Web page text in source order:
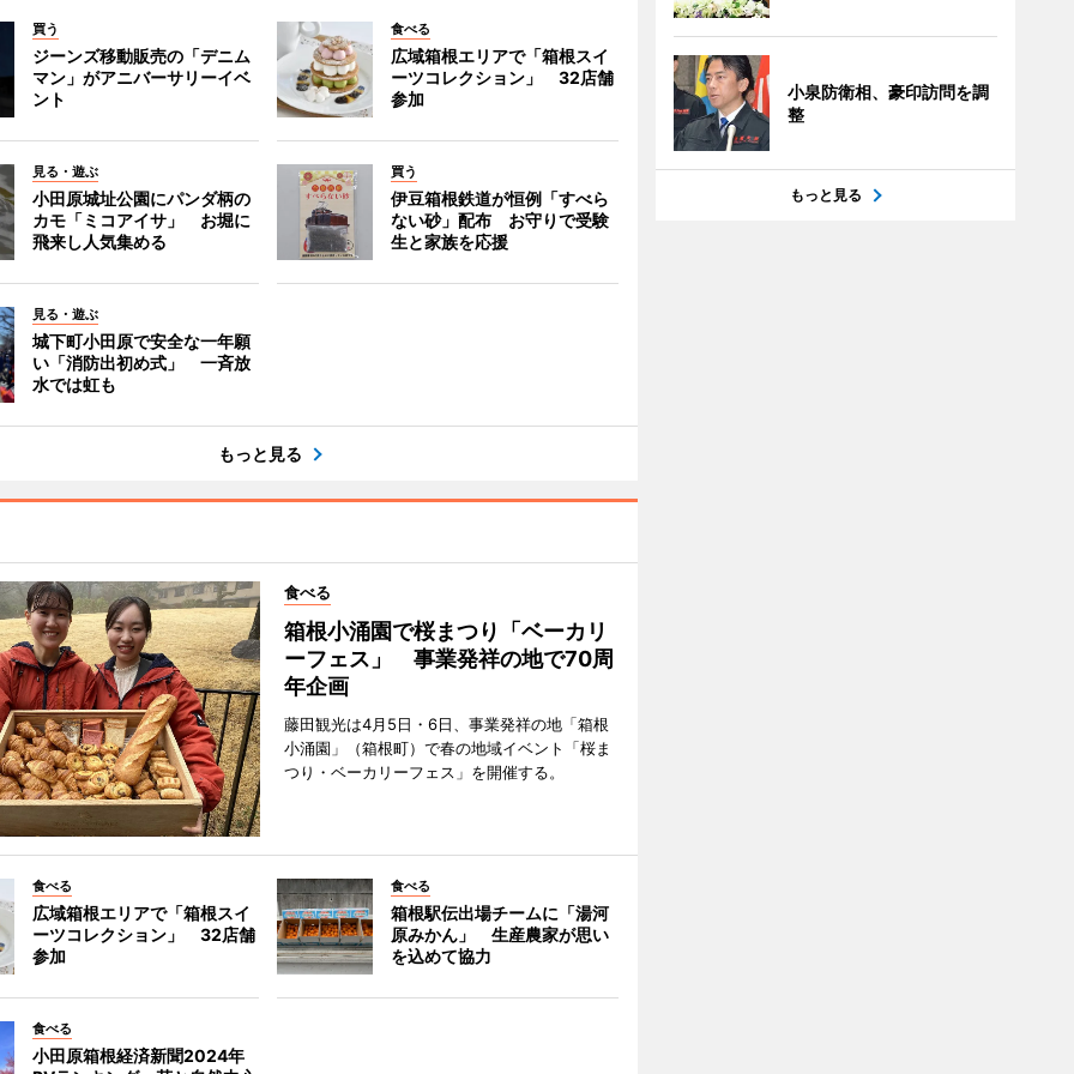
買う
ジーンズ移動販売の「デニム
マン」がアニバーサリーイベ
ント
食べる
広域箱根エリアで「箱根スイ
ーツコレクション」 32店舗
参加
見る・遊ぶ
小田原城址公園にパンダ柄の
カモ「ミコアイサ」 お堀に
飛来し人気集める
買う
伊豆箱根鉄道が恒例「すべら
ない砂」配布 お守りで受験
生と家族を応援
見る・遊ぶ
城下町小田原で安全な一年願
い「消防出初め式」 一斉放
水では虹も
もっと見る
食べる
箱根小涌園で桜まつり「ベーカリ
ーフェス」 事業発祥の地で70周
年企画
藤田観光は4月5日・6日、事業発祥の地「箱根
小涌園」（箱根町）で春の地域イベント「桜ま
つり・ベーカリーフェス」を開催する。
食べる
広域箱根エリアで「箱根スイ
ーツコレクション」 32店舗
参加
食べる
箱根駅伝出場チームに「湯河
原みかん」 生産農家が思い
を込めて協力
食べる
小田原箱根経済新聞2024年
小泉防衛相、豪印訪問を調
整
もっと見る